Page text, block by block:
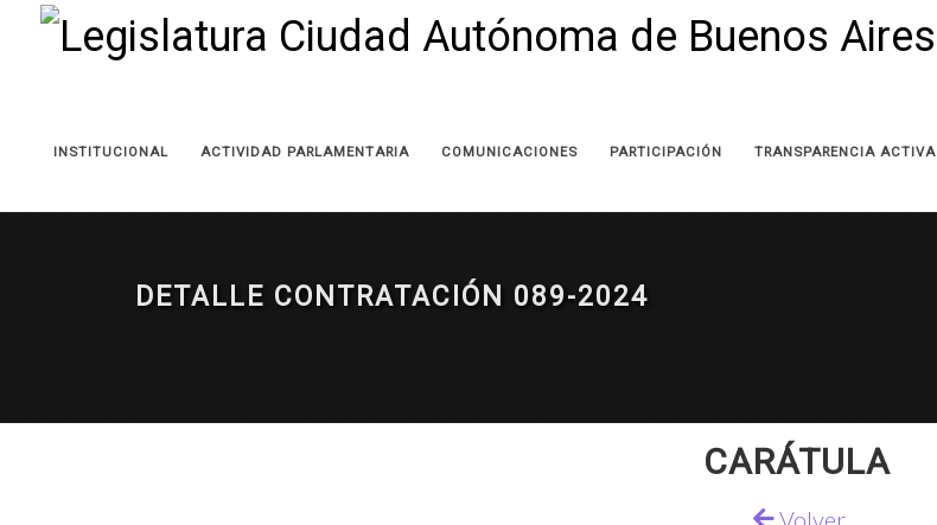
INSTITUCIONAL ACTIVIDAD PARLAMENTARIA COMUNICACIONES PARTICIPACIÓN TRANSPARENCIA ACTIVA
DETALLE CONTRATACIÓN 089-2024
CARÁTULA
Volver